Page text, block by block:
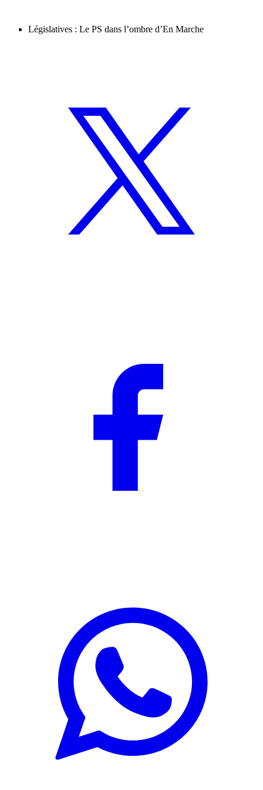
Législatives : Le PS dans l’ombre d’En Marche